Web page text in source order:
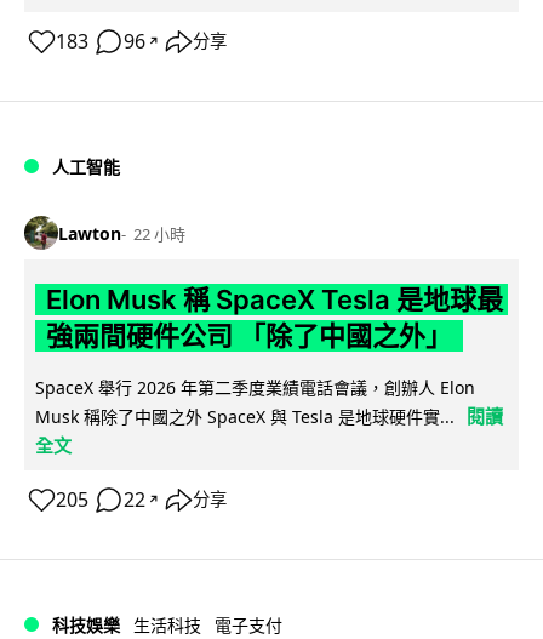
183 96 ↗ 分享
人工智能
Lawton 22 小時
Elon Musk 稱 SpaceX Tesla 是地球最
強兩間硬件公司 「除了中國之外」
SpaceX 舉行 2026 年第二季度業績電話會議，創辦人 Elon
Musk 稱除了中國之外 SpaceX 與 Tesla 是地球硬件實...
閱讀
全文
205 22 ↗ 分享
科技娛樂 生活科技 電子支付